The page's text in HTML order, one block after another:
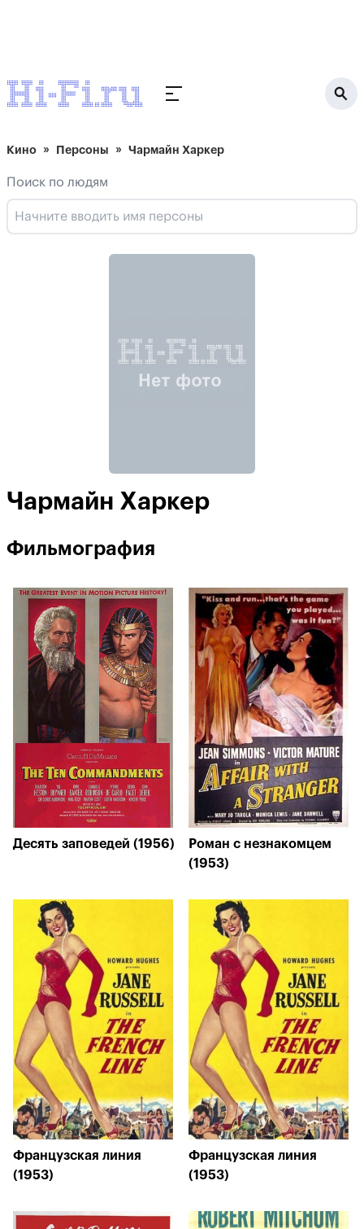
Кино Персоны Чармайн Харкер
Поиск по людям
Чармайн Харкер
Фильмография
Десять заповедей (1956)
Роман с незнакомцем
(1953)
Французская линия
(1953)
Французская линия
(1953)